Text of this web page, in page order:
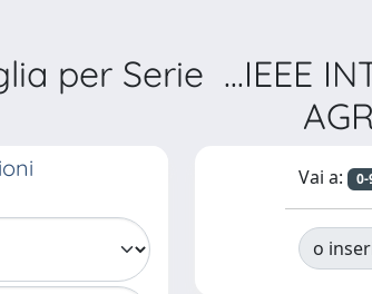
per Serie ...IEEE
Vai a: 0-
o